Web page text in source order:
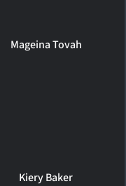
Mageina Tovah
Kiery Baker